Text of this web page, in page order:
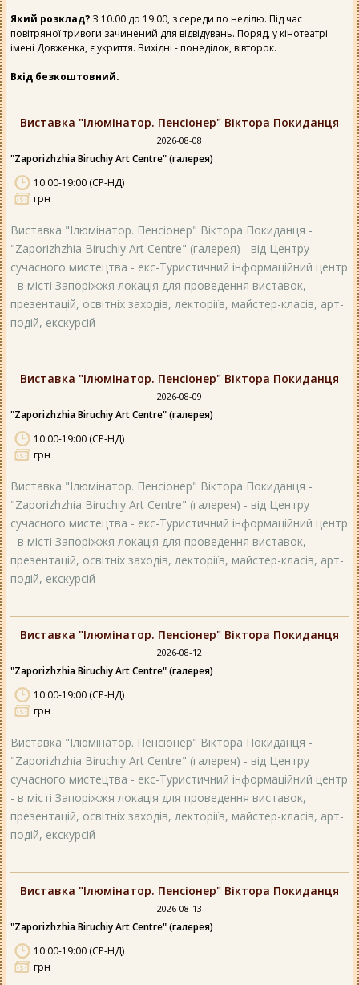
Який розклад? З 10.00 до 19.00, з середи по неділю. Під час
повітряної тривоги зачинений для відвідувань. Поряд, у кінотеатрі
імені Довженка, є укриття. Вихідні - понеділок, вівторок.
Вхід безкоштовний.
Виставка "Ілюмінатор. Пенсіонер" Віктора Покиданця
2026-08-08
"Zaporizhzhia Biruchiy Art Centre" (галерея)
10:00-19:00 (СР-НД)
грн
Виставка "Ілюмінатор. Пенсіонер" Віктора Покиданця -
"Zaporizhzhia Biruchiy Art Centre" (галерея) - від Центру
сучасного мистецтва - екс-Туристичний інформаційний центр
- в місті Запоріжжя локація для проведення виставок,
презентацій, освітніх заходів, лекторіїв, майстер-класів, арт-
подій, екскурсій
Виставка "Ілюмінатор. Пенсіонер" Віктора Покиданця
2026-08-09
"Zaporizhzhia Biruchiy Art Centre" (галерея)
10:00-19:00 (СР-НД)
грн
Виставка "Ілюмінатор. Пенсіонер" Віктора Покиданця -
"Zaporizhzhia Biruchiy Art Centre" (галерея) - від Центру
сучасного мистецтва - екс-Туристичний інформаційний центр
- в місті Запоріжжя локація для проведення виставок,
презентацій, освітніх заходів, лекторіїв, майстер-класів, арт-
подій, екскурсій
Виставка "Ілюмінатор. Пенсіонер" Віктора Покиданця
2026-08-12
"Zaporizhzhia Biruchiy Art Centre" (галерея)
10:00-19:00 (СР-НД)
грн
Виставка "Ілюмінатор. Пенсіонер" Віктора Покиданця -
"Zaporizhzhia Biruchiy Art Centre" (галерея) - від Центру
сучасного мистецтва - екс-Туристичний інформаційний центр
- в місті Запоріжжя локація для проведення виставок,
презентацій, освітніх заходів, лекторіїв, майстер-класів, арт-
подій, екскурсій
Виставка "Ілюмінатор. Пенсіонер" Віктора Покиданця
2026-08-13
"Zaporizhzhia Biruchiy Art Centre" (галерея)
10:00-19:00 (СР-НД)
грн